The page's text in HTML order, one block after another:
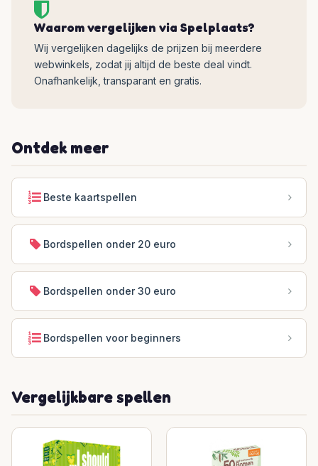
Waarom vergelijken via Spelplaats?
Wij vergelijken dagelijks de prijzen bij meerdere
webwinkels, zodat jij altijd de beste deal vindt.
Onafhankelijk, transparant en gratis.
Ontdek meer
Beste kaartspellen
Bordspellen onder 20 euro
Bordspellen onder 30 euro
Bordspellen voor beginners
Vergelijkbare spellen